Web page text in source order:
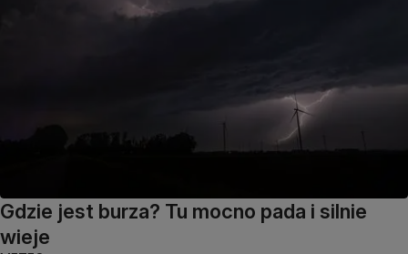
Gdzie jest burza? Tu mocno pada i silnie
wieje